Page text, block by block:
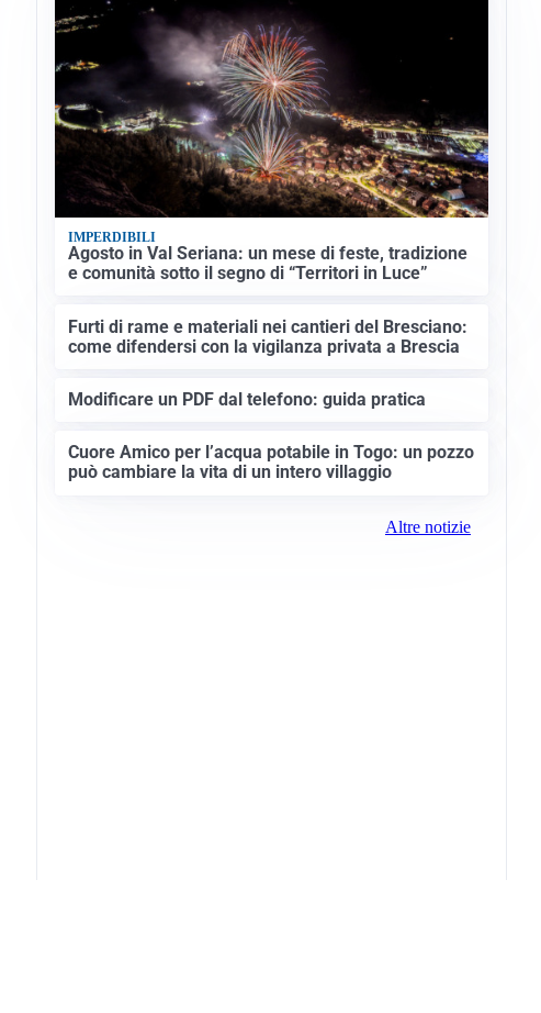
IMPERDIBILI
Agosto in Val Seriana: un mese di feste, tradizione
e comunità sotto il segno di “Territori in Luce”
Furti di rame e materiali nei cantieri del Bresciano:
come difendersi con la vigilanza privata a Brescia
Modificare un PDF dal telefono: guida pratica
Cuore Amico per l’acqua potabile in Togo: un pozzo
può cambiare la vita di un intero villaggio
Altre notizie